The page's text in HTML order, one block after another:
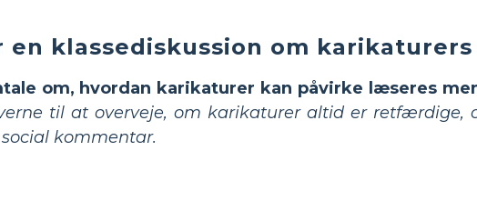
en klassediskussion om
om, hvordan karikaturer kan påvirke læseres
til at overveje, om karikaturer altid er retfærdige,
kommentar.